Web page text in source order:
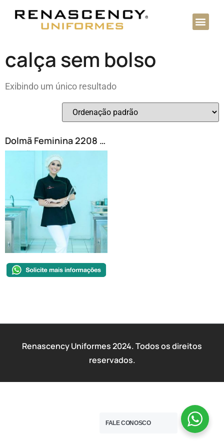
calça sem bolso
Exibindo um único resultado
Dolmã Feminina 2208 e Touca 2406
Renascency Uniformes 2024. Todos os direitos
reservados.
FALE CONOSCO